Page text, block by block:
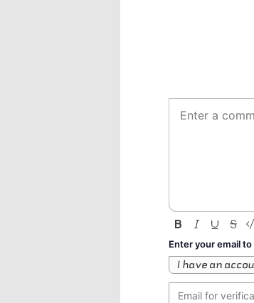
Enter your email
I have an